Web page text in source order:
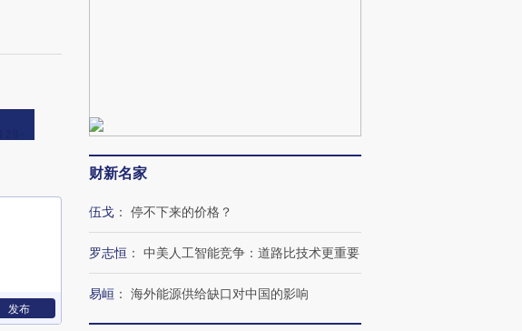
发布
财新名家
伍戈 ： 停不下来的价格？
罗志恒 ： 中美人工智能竞争：道路比技术更重要
易峘 ： 海外能源供给缺口对中国的影响